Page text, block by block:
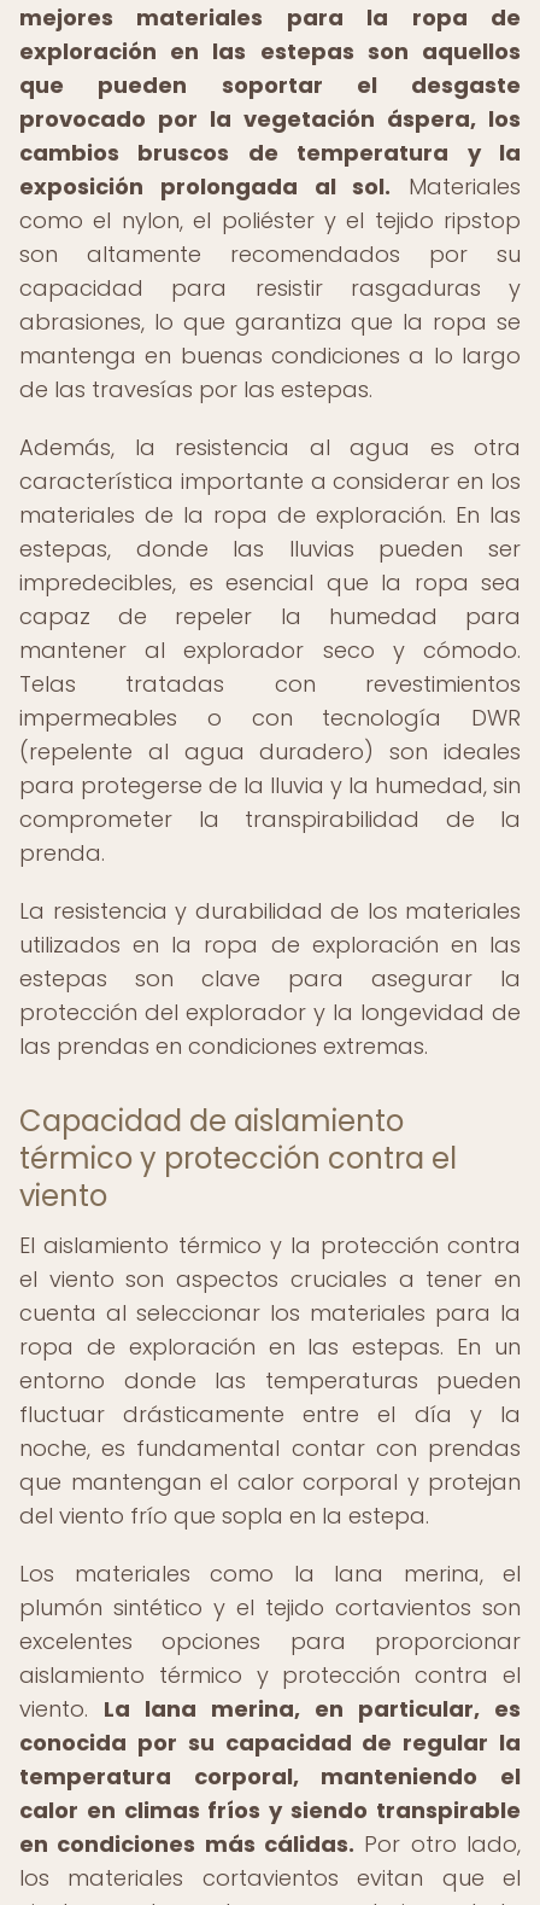
mejores materiales para la ropa de
exploración en las estepas son aquellos
que pueden soportar el desgaste
provocado por la vegetación áspera, los
cambios bruscos de temperatura y la
exposición prolongada al sol. Materiales
como el nylon, el poliéster y el tejido ripstop
son altamente recomendados por su
capacidad para resistir rasgaduras y
abrasiones, lo que garantiza que la ropa se
mantenga en buenas condiciones a lo largo
de las travesías por las estepas.
Además, la resistencia al agua es otra
característica importante a considerar en los
materiales de la ropa de exploración. En las
estepas, donde las lluvias pueden ser
impredecibles, es esencial que la ropa sea
capaz de repeler la humedad para
mantener al explorador seco y cómodo.
Telas tratadas con revestimientos
impermeables o con tecnología DWR
(repelente al agua duradero) son ideales
para protegerse de la lluvia y la humedad, sin
comprometer la transpirabilidad de la
prenda.
La resistencia y durabilidad de los materiales
utilizados en la ropa de exploración en las
estepas son clave para asegurar la
protección del explorador y la longevidad de
las prendas en condiciones extremas.
Capacidad de aislamiento
térmico y protección contra el
viento
El aislamiento térmico y la protección contra
el viento son aspectos cruciales a tener en
cuenta al seleccionar los materiales para la
ropa de exploración en las estepas. En un
entorno donde las temperaturas pueden
fluctuar drásticamente entre el día y la
noche, es fundamental contar con prendas
que mantengan el calor corporal y protejan
del viento frío que sopla en la estepa.
Los materiales como la lana merina, el
plumón sintético y el tejido cortavientos son
excelentes opciones para proporcionar
aislamiento térmico y protección contra el
viento. La lana merina, en particular, es
conocida por su capacidad de regular la
temperatura corporal, manteniendo el
calor en climas fríos y siendo transpirable
en condiciones más cálidas. Por otro lado,
los materiales cortavientos evitan que el